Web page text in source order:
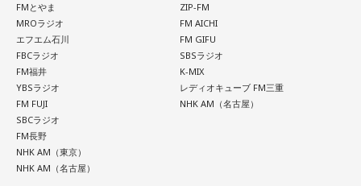
FMとやま
MROラジオ
エフエム石川
FBCラジオ
FM福井
YBSラジオ
FM FUJI
SBCラジオ
FM長野
NHK AM（東京）
NHK AM（名古屋）
ZIP-FM
FM AICHI
FM GIFU
SBSラジオ
K-MIX
レディオキューブ FM三重
NHK AM（名古屋）